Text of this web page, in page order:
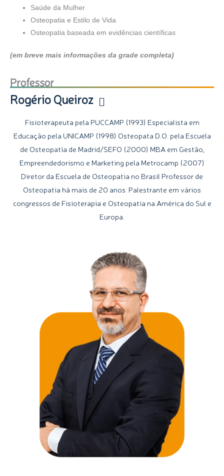
Saúde da Mulher
Osteopatia e Estilo de Vida
Osteopatia baseada em evidências científicas
(em breve mais informações da grade completa)
Professor
Rogério Queiroz
Fisioterapeuta pela PUCCAMP (1993) Especialista em
Educação pela UNICAMP (1998) Osteopata D.O. pela Escuela
de Osteopatía de Madrid/SEFO (2000) MBA em Gestão,
Empreendedorismo e Marketing pela Metrocamp (2007)
Diretor da Escuela de Osteopatia no Brasil Professor de
Osteopatia há mais de 20 anos. Palestrante em vários
congressos de Fisioterapia e Osteopatia na América do Sul e
Europa.